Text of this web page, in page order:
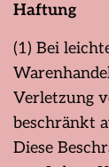
Haftung
(1) Bei
Verletzung
beschränkt
Diese